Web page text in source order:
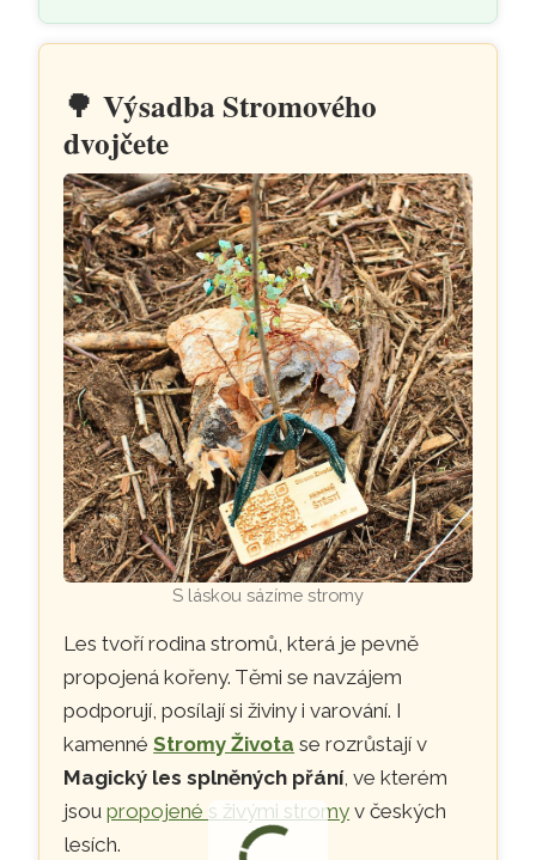
🌳Výsadba Stromového
dvojčete
S láskou sázíme stromy
Les tvoří rodina stromů, která je pevně
propojená kořeny. Těmi se navzájem
podporují, posílají si živiny i varování. I
kamennéStromy Života se rozrůstají v
Magický les splněných přání, ve kterém
jsoupropojené s živými stromy v českých
lesích.